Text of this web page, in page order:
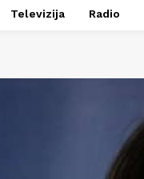
Televizija Radio